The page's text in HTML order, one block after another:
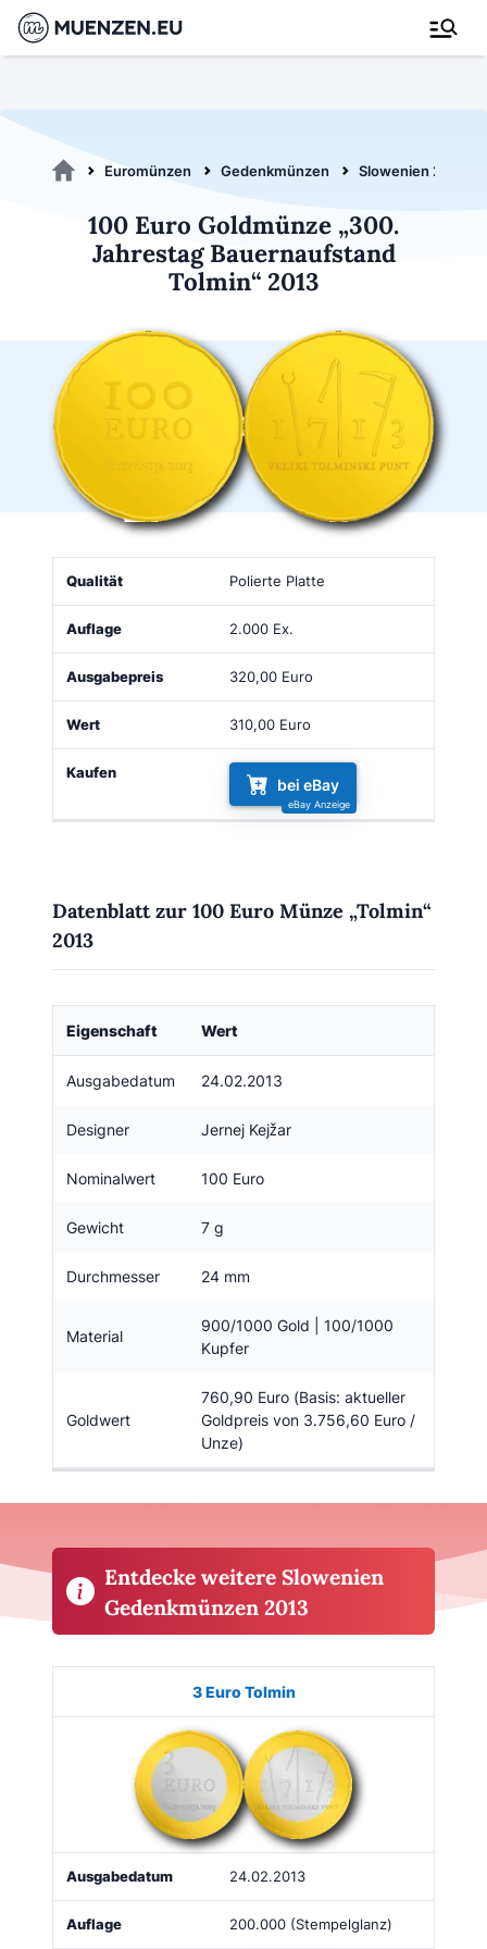
Euromünzen Gedenkmünzen Slowenien 2013
100 Euro Goldmünze „300.
Jahrestag Bauernaufstand
Tolmin“ 2013
Qualität Ausgabepreis
Polierte Platte
2.000 Ex.
320,00 Euro
310,00 Euro
bei eBay
Datenblatt zur 100 Euro Münze „Tolmin“
2013
Eigenschaft Wert
Ausgabedatum 24.02.2013
Designer Jernej Kejžar
Nominalwert 100 Euro
Gewicht 7 g
Durchmesser 24 mm
Material
900/1000 Gold | 100/1000
Kupfer
Goldwert
760,90 Euro (Basis: aktueller
Goldpreis von 3.756,60 Euro /
Unze)
Entdecke weitere Slowenien
Gedenkmünzen 2013
Ausgabe Auflage
3 Euro Tolmin
24.02.2013
200.000 (Stempelglanz)